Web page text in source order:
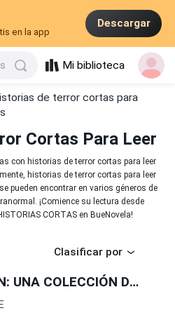
en la app
Descargar
Mi biblioteca
de terror cortas para
Cortas Para Leer
con historias de terror cortas para leer
historias de terror cortas para leer
pueden encontrar en varios géneros de
¡Comience su lectura desde
CORTAS en BueNovela!
Clasificar por
ADICCIÓN: UNA COLECCIÓN DE HISTORIAS CORTAS